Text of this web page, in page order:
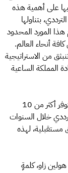
على أهمية هذه
بتناولها
المورد المحدود
أنحاء العالم.
من الاستراتيجية
قيادة المملكة الساعية
وكشف معالي محافظ "هيئة الاتصالات" أن الهيئة ستوفر أكثر من 10
خلال السنوات
لهذه
هولين زاو، كلمةٍ